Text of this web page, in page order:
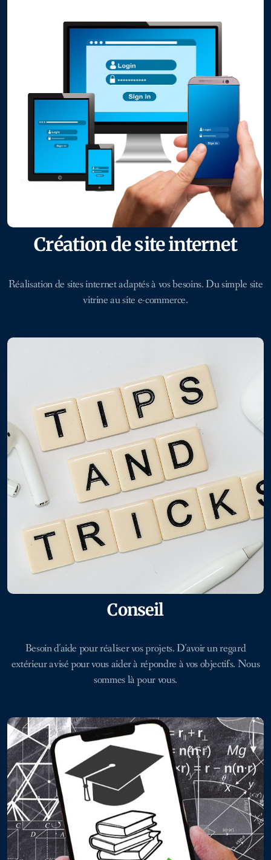
Création de site internet
Réalisation de sites internet adaptés à vos besoins. Du simple site
vitrine au site e-commerce.
Conseil
Besoin d'aide pour réaliser vos projets. D'avoir un regard
extérieur avisé pour vous aider à répondre à vos objectifs. Nous
sommes là pour vous.